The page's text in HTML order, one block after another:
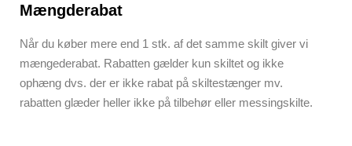
Mængderabat
Når du køber mere end 1 stk. af det samme skilt giver vi
mængederabat. Rabatten gælder kun skiltet og ikke
ophæng dvs. der er ikke rabat på skiltestænger mv.
rabatten glæder heller ikke på tilbehør eller messingskilte.